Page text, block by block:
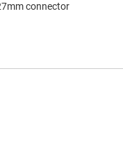
connector
debug the following